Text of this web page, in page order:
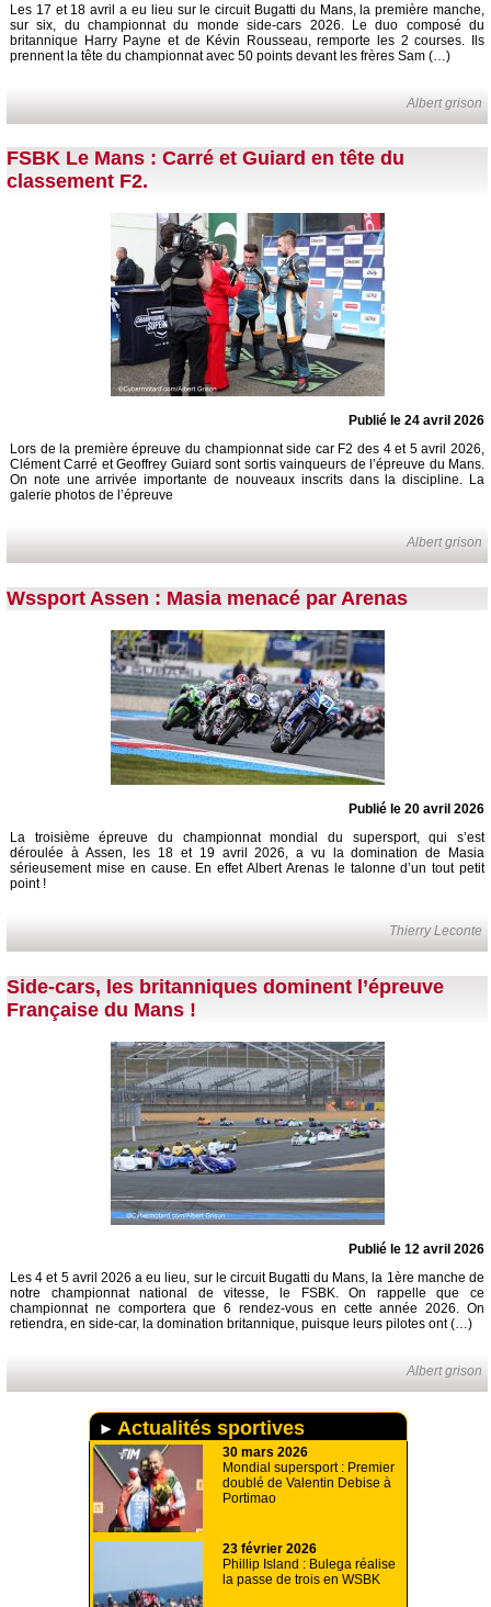
Les 17 et 18 avril a eu lieu sur le circuit Bugatti du Mans, la première manche,
sur six, du championnat du monde side-cars 2026. Le duo composé du
britannique Harry Payne et de Kévin Rousseau, remporte les 2 courses. Ils
prennent la tête du championnat avec 50 points devant les frères Sam (…)
Albert grison
FSBK Le Mans : Carré et Guiard en tête du
classement F2.
Publié le 24 avril 2026
Lors de la première épreuve du championnat side car F2 des 4 et 5 avril 2026,
Clément Carré et Geoffrey Guiard sont sortis vainqueurs de l’épreuve du Mans.
On note une arrivée importante de nouveaux inscrits dans la discipline. La
galerie photos de l’épreuve
Albert grison
Wssport Assen : Masia menacé par Arenas
Publié le 20 avril 2026
La troisième épreuve du championnat mondial du supersport, qui s’est
déroulée à Assen, les 18 et 19 avril 2026, a vu la domination de Masia
sérieusement mise en cause. En effet Albert Arenas le talonne d’un tout petit
point !
Thierry Leconte
Side-cars, les britanniques dominent l’épreuve
Française du Mans !
Publié le 12 avril 2026
Les 4 et 5 avril 2026 a eu lieu, sur le circuit Bugatti du Mans, la 1ère manche de
notre championnat national de vitesse, le FSBK. On rappelle que ce
championnat ne comportera que 6 rendez-vous en cette année 2026. On
retiendra, en side-car, la domination britannique, puisque leurs pilotes ont (…)
Albert grison
Actualités sportives
30 mars 2026
Mondial supersport : Premier
doublé de Valentin Debise à
Portimao
23 février 2026
Phillip Island : Bulega réalise
la passe de trois en WSBK